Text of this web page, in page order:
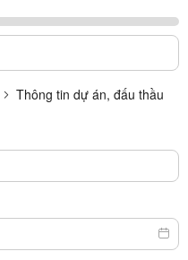
Thông tin dự án, đấu thầu